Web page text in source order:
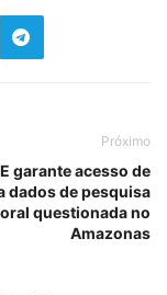
Próximo
garante acesso de
dados de pesquisa
questionada no
Amazonas